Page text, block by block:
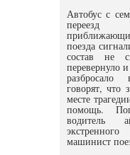
Автобус с
переезд
поезда
состав не
перевернуло
говорят, что
месте
помощь.
водитель
машинист